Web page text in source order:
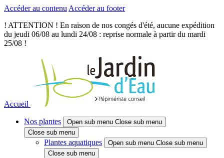
Accéder au contenu Accéder au footer
! ATTENTION ! En raison de nos congés d'été, aucune expédition
du jeudi 06/08 au lundi 24/08 : reprise normale à partir du mardi
25/08 !
Accueil
Nos plantes Open sub menu Close sub menu
Close sub menu
Plantes aquatiques Open sub menu Close sub menu
Close sub menu